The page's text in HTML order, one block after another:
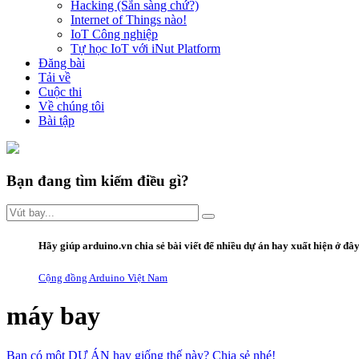
Hacking (Sẵn sàng chứ?)
Internet of Things nào!
IoT Công nghiệp
Tự học IoT với iNut Platform
Đăng bài
Tải về
Cuộc thi
Về chúng tôi
Bài tập
Bạn đang tìm kiếm điều gì?
Hãy giúp arduino.vn chia sẻ bài viết để nhiều dự án hay xuất hiện ở
Cộng đồng Arduino Việt Nam
máy bay
Bạn có một DỰ ÁN hay giống thế này? Chia sẻ nhé!